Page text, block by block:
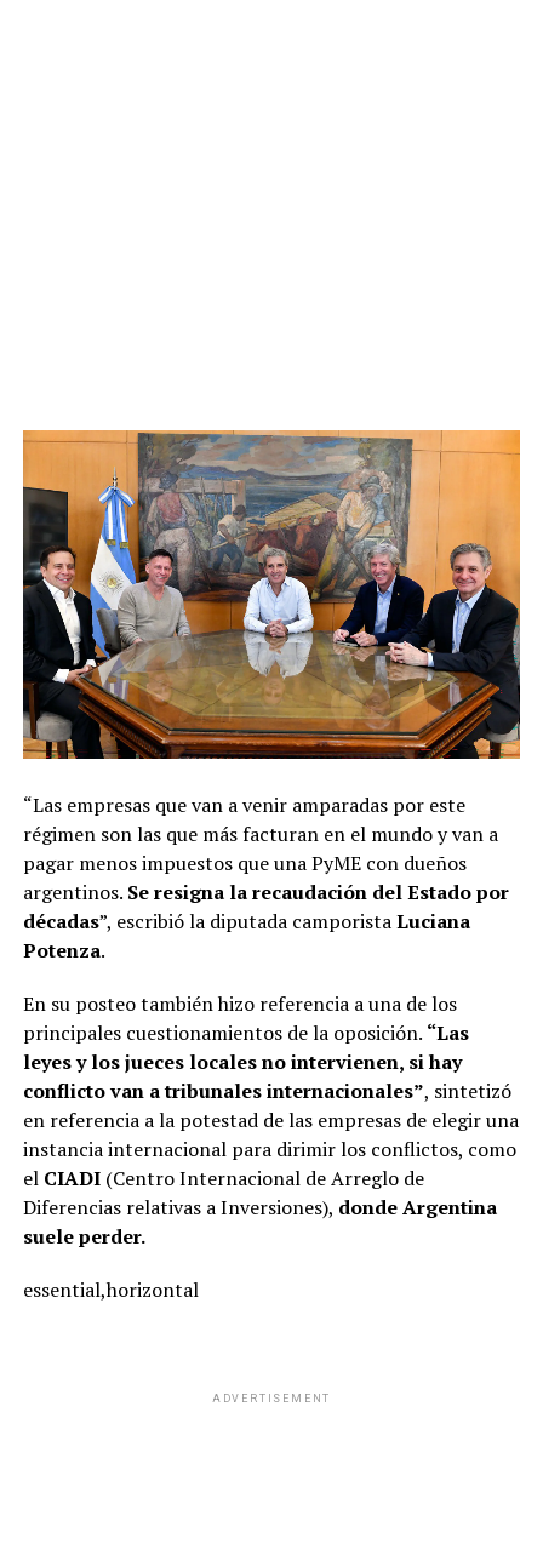
“Las empresas que van a venir amparadas por este
régimen son las que más facturan en el mundo y van a
pagar menos impuestos que una PyME con dueños
argentinos. Se resigna la recaudación del Estado por
décadas”, escribió la diputada camporistaLuciana
Potenza.
En su posteo también hizo referencia a una de los
principales cuestionamientos de la oposición. “Las
leyes y los jueces locales no intervienen, si hay
conflicto van a tribunales internacionales”, sintetizó
en referencia a la potestad de las empresas de elegir una
instancia internacional para dirimir los conflictos, como
el CIADI(Centro Internacional de Arreglo de
Diferencias relativas a Inversiones), donde Argentina
suele perder.
essential,horizontal
ADVERTISEMENT